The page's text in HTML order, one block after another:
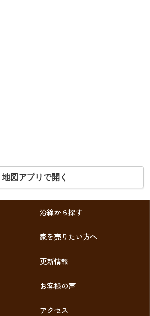
地図アプリで開く
沿線から探す
家を売りたい方へ
更新情報
お客様の声
アクセス